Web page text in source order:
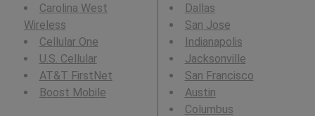
Carolina West
Wireless
Cellular One
U.S. Cellular
AT&T FirstNet
Boost Mobile
Dallas
San Jose
Indianapolis
Jacksonville
San Francisco
Austin
Columbus